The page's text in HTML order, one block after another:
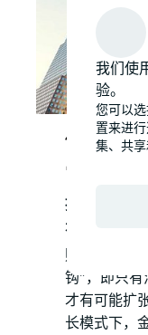
4 企业房
常态，专
提升金融机
有金融机构
财政部相关
钩”，即只有
才有可能扩
长模式下，
我们使
验。
您可以
置来进
集、共